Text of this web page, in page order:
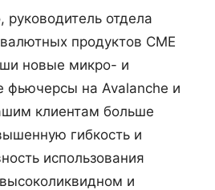
отдела
продуктов CME
новые микро- и
фьючерсы на Avalanche и
клиентам больше
гибкость и
использования
и